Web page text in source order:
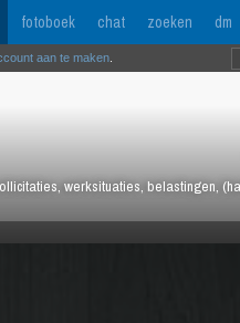
fotoboek chat zoeken dm
werksituaties, belastingen,
aan te maken